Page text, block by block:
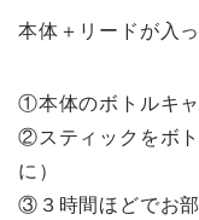
本体＋リードが入
①本体のボトルキ
②スティックをボ
に）
③３時間ほどでお